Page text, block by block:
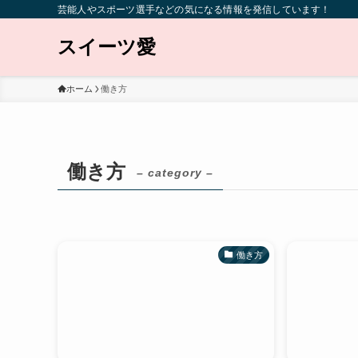
芸能人やスポーツ選手などの気になる情報を発信しています！
スイーツ愛
ホーム 働き方
働き方 – category –
働き方